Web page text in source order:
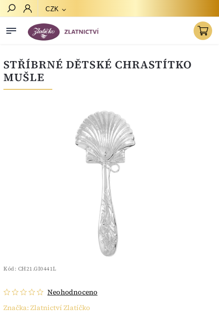
CZK
STŘÍBRNÉ DĚTSKÉ CHRASTÍTKO
MUŠLE
Kód: CH21.GI0441L
Neohodnoceno
Značka: Zlatnictví Zlatíčko